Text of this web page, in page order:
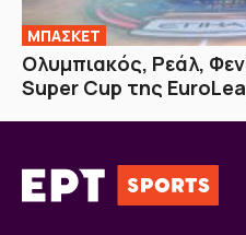
ΜΠΑΣΚΕΤ
Ολυμπιακός, Ρεάλ,
Super Cup της